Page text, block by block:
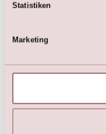
Statistiken
Marketing
Boho-Brautkleid aus